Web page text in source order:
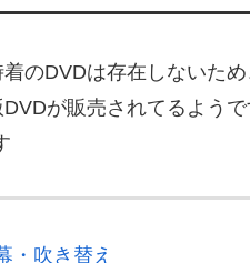
のDVDは存在しないた
が販売されてるようで
・吹き替え